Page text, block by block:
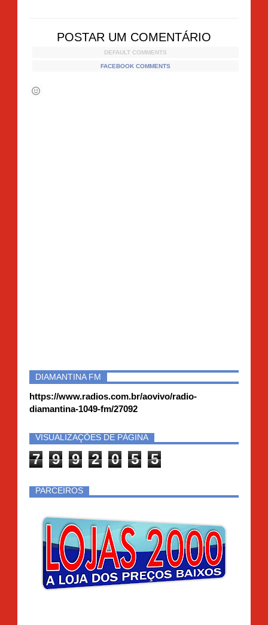
POSTAR UM COMENTÁRIO
DEFAULT COMMENTS
FACEBOOK COMMENTS
DIAMANTINA FM
https://www.radios.com.br/aovivo/radio-
diamantina-1049-fm/27092
VISUALIZAÇÕES DE PÁGINA
7 9 9 2 0 5 5
PARCEIROS